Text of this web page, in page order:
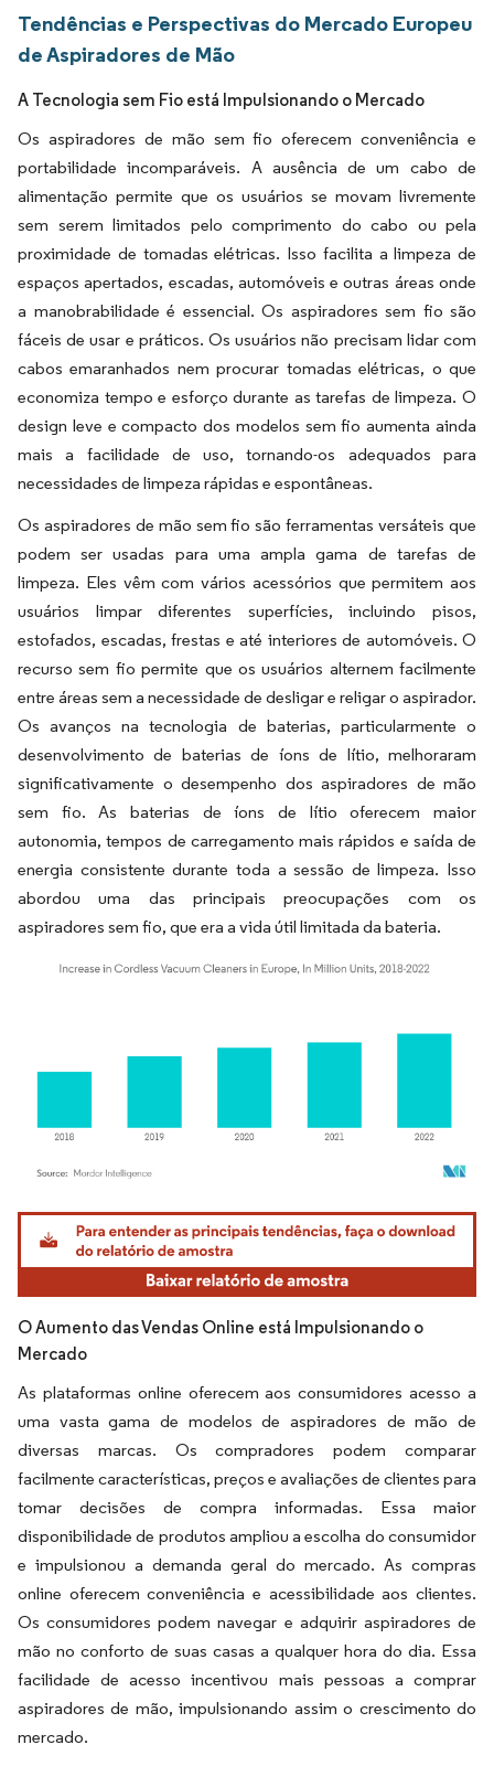
Tendências e Perspectivas do Mercado Europeu
de Aspiradores de Mão
A Tecnologia sem Fio está Impulsionando o Mercado
Os aspiradores de mão sem fio oferecem conveniência e
portabilidade incomparáveis. A ausência de um cabo de
alimentação permite que os usuários se movam livremente
sem serem limitados pelo comprimento do cabo ou pela
proximidade de tomadas elétricas. Isso facilita a limpeza de
espaços apertados, escadas, automóveis e outras áreas onde
a manobrabilidade é essencial. Os aspiradores sem fio são
fáceis de usar e práticos. Os usuários não precisam lidar com
cabos emaranhados nem procurar tomadas elétricas, o que
economiza tempo e esforço durante as tarefas de limpeza. O
design leve e compacto dos modelos sem fio aumenta ainda
mais a facilidade de uso, tornando-os adequados para
necessidades de limpeza rápidas e espontâneas.
Os aspiradores de mão sem fio são ferramentas versáteis que
podem ser usadas para uma ampla gama de tarefas de
limpeza. Eles vêm com vários acessórios que permitem aos
usuários limpar diferentes superfícies, incluindo pisos,
estofados, escadas, frestas e até interiores de automóveis. O
recurso sem fio permite que os usuários alternem facilmente
entre áreas sem a necessidade de desligar e religar o aspirador.
Os avanços na tecnologia de baterias, particularmente o
desenvolvimento de baterias de íons de lítio, melhoraram
significativamente o desempenho dos aspiradores de mão
sem fio. As baterias de íons de lítio oferecem maior
autonomia, tempos de carregamento mais rápidos e saída de
energia consistente durante toda a sessão de limpeza. Isso
abordou uma das principais preocupações com os
aspiradores sem fio, que era a vida útil limitada da bateria.
Imagem © Mordor Intelligence. O reuso requer atribuição conforme CC BY 4.0.
O Aumento das Vendas Online está Impulsionando o
Mercado
As plataformas online oferecem aos consumidores acesso a
uma vasta gama de modelos de aspiradores de mão de
diversas marcas. Os compradores podem comparar
facilmente características, preços e avaliações de clientes para
tomar decisões de compra informadas. Essa maior
disponibilidade de produtos ampliou a escolha do consumidor
e impulsionou a demanda geral do mercado. As compras
online oferecem conveniência e acessibilidade aos clientes.
Os consumidores podem navegar e adquirir aspiradores de
mão no conforto de suas casas a qualquer hora do dia. Essa
facilidade de acesso incentivou mais pessoas a comprar
aspiradores de mão, impulsionando assim o crescimento do
mercado.